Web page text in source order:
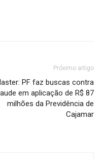
Próximo artigo
PF faz buscas contra
em aplicação de R$ 87
milhões da Previdência de
Cajamar